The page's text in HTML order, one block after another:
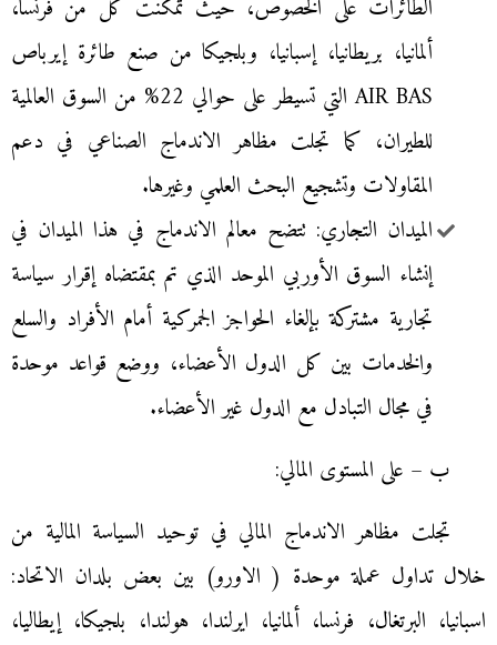
الطائرات على الخصوص، حيث تمكنت كل من فرنسا،
ألمانيا، بريطانيا، إسبانيا، وبلجيكا من صنع طائرة إيرباص
AIR BAS التي تسيطر على حوالي 22% من السوق العالمية
للطيران، كما تجلت مظاهر الاندماج الصناعي في دعم
المقاولات وتشجيع البحث العلمي وغيرها.
الميدان التجاري: تتضح معالم الاندماج في هذا الميدان في
إنشاء السوق الأوربي الموحد الذي تم بمقتضاه إقرار سياسة
تجارية مشتركة بإلغاء الحواجز الجمركية أمام الأفراد والسلع
والخدمات بين كل الدول الأعضاء، ووضع قواعد موحدة
في مجال التبادل مع الدول غير الأعضاء.
ب – على المستوى المالي:
تجلت مظاهر الاندماج المالي في توحيد السياسة المالية من
خلال تداول عملة موحدة ( الاورو) بين بعض بلدان الاتحاد:
اسبانيا، البرتغال، فرنسا، ألمانيا، ايرلندا، هولندا، بلجيكا، إيطاليا،